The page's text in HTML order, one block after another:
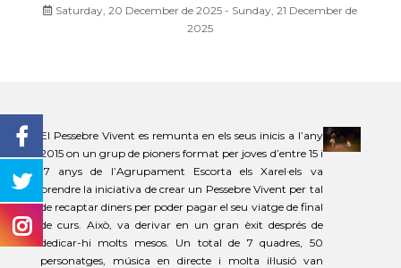
Saturday, 20 December de 2025 - Sunday, 21 December de
2025
El Pessebre Vivent es remunta en els seus inicis a l’any
2015 on un grup de pioners format per joves d’entre 15 i
17 anys de l’Agrupament Escorta els Xarel·els va
prendre la iniciativa de crear un Pessebre Vivent per tal
de recaptar diners per poder pagar el seu viatge de final
de curs. Això, va derivar en un gran èxit després de
dedicar-hi molts mesos. Un total de 7 quadres, 50
personatges, música en directe i molta il·lusió van